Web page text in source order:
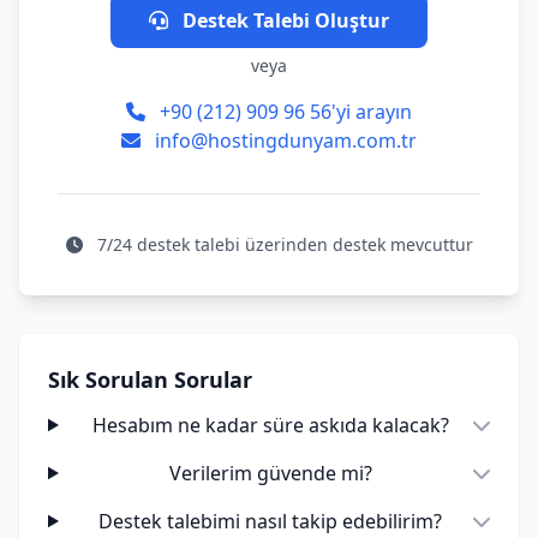
Destek Talebi Oluştur
veya
+90 (212) 909 96 56'yi arayın
info@hostingdunyam.com.tr
7/24 destek talebi üzerinden destek mevcuttur
Sık Sorulan Sorular
Hesabım ne kadar süre askıda kalacak?
Verilerim güvende mi?
Destek talebimi nasıl takip edebilirim?